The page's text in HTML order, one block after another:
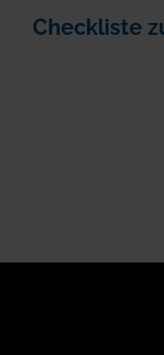
Checkliste